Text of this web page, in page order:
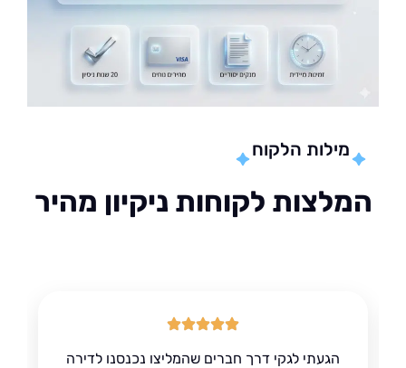
מילות הלקוח
לקוחות ניקיון מהיר
הגעתי לגקי דרך חברים שהמליצו נכנסנו לדירה